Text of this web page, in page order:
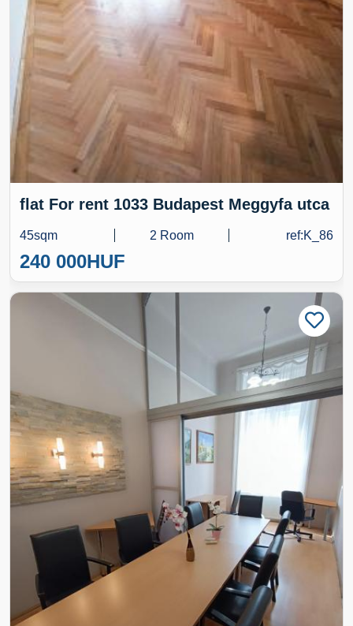
flat For rent 1033 Budapest Meggyfa utca
45sqm 2 Room ref:K_86
240 000HUF